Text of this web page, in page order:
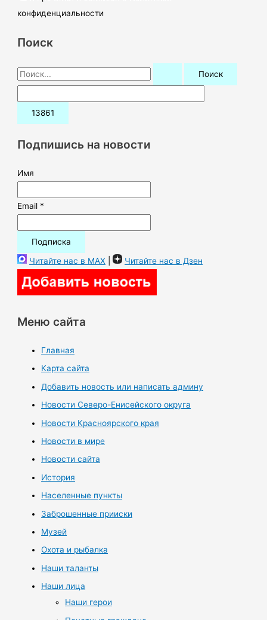
конфиденциальности
Поиск
П
о
и
:Подпишись на новости
Имя
Email *
Читайте нас в MAX | Читайте нас в Дзен
Меню сайта
Главная
Карта сайта
Добавить новость или написать админу
Новости Северо-Енисейского округа
Новости Красноярского края
Новости в мире
Новости сайта
История
Населенные пункты
Заброшенные прииски
Музей
Охота и рыбалка
Наши таланты
Наши лица
Наши герои